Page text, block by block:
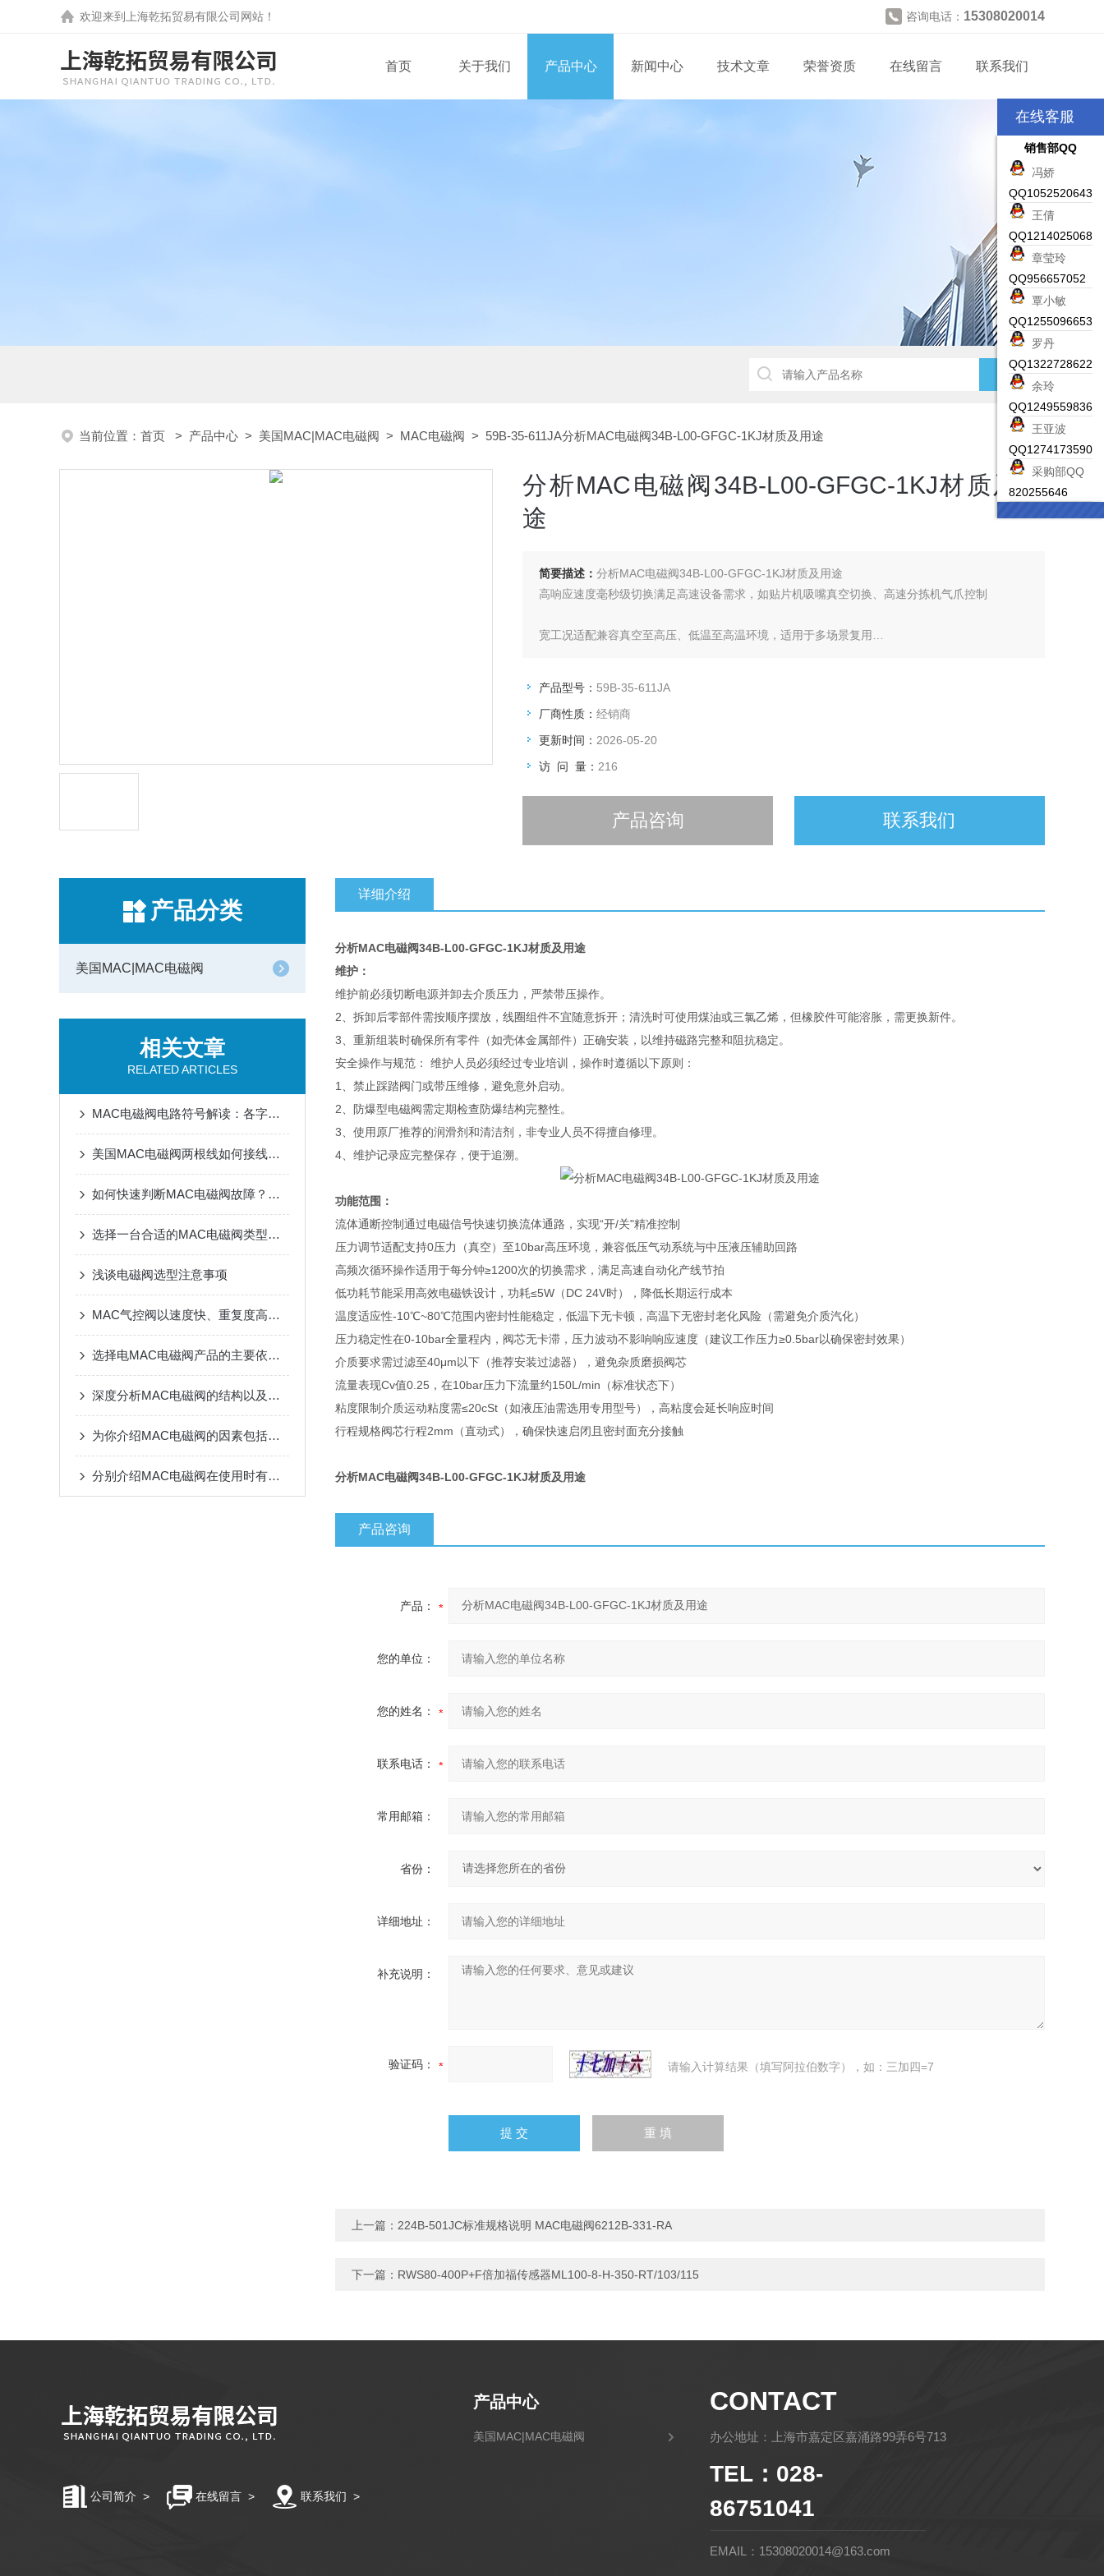
欢迎来到 上海乾拓贸易有限公司 网站！ 咨询电话： 15308020014
首页 关于我们 产品中心 新闻中心 技术文章 荣誉资质 在线留言 联系我们
当前位置： 首页 > 产品中心 > 美国MAC|MAC电磁阀 > MAC电磁阀 > 59B-35-611JA分析MAC电磁阀34B-L00-GFGC-1KJ材质及用途
分析MAC电磁阀34B-L00-GFGC-1KJ材质及用
途
简要描述： 分析MAC电磁阀34B-L00-GFGC-1KJ材质及用途
高响应速度毫秒级切换满足高速设备需求，如贴片机吸嘴真空切换、高速分拣机气爪控制
宽工况适配兼容真空至高压、低温至高温环境，适用于多场景复用
产品型号： 59B-35-611JA
厂商性质： 经销商
更新时间： 2026-05-20
访 问 量： 216
产品咨询 联系我们
产品分类
美国MAC|MAC电磁阀
相关文章
RELATED ARTICLES
MAC电磁阀电路符号解读：各字母代表的意义
美国MAC电磁阀两根线如何接线：正负哪个接信号输出
如何快速判断MAC电磁阀故障？详解常见问题及解决策略
选择一台合适的MAC电磁阀类型和规格时要考虑什么？
浅谈电磁阀选型注意事项
MAC气控阀以速度快、重复度高而广泛应用市场
选择电MAC电磁阀产品的主要依据都有哪些
深度分析MAC电磁阀的结构以及安装方法
为你介绍MAC电磁阀的因素包括哪些？
分别介绍MAC电磁阀在使用时有哪些窍门？
详细介绍
分析MAC电磁阀34B-L00-GFGC-1KJ材质及用途
维护：
维护前必须切断电源并卸去介质压力，严禁带压操作。
2、拆卸后零部件需按顺序摆放，线圈组件不宜随意拆开；清洗时可使用煤油或三氯乙烯，但橡胶件可能溶胀，需更换新件。
3、重新组装时确保所有零件（如壳体金属部件）正确安装，以维持磁路完整和阻抗稳定。‌
‌安全操作与规范：‌ 维护人员必须经过专业培训，操作时遵循以下原则：
1、禁止踩踏阀门或带压维修，避免意外启动。
2、防爆型电磁阀需定期检查防爆结构完整性。
3、使用原厂推荐的润滑剂和清洁剂，非专业人员不得擅自修理。
4、维护记录应完整保存，便于追溯。‌
功能范围：
流体通断控制通过电磁信号快速切换流体通路，实现“开/关"精准控制
压力调节适配支持0压力（真空）至10bar高压环境，兼容低压气动系统与中压液压辅助回路
高频次循环操作适用于每分钟≥1200次的切换需求，满足高速自动化产线节拍
低功耗节能采用高效电磁铁设计，功耗≤5W（DC 24V时），降低长期运行成本
温度适应性-10℃~80℃范围内密封性能稳定，低温下无卡顿，高温下无密封老化风险（需避免介质汽化）
压力稳定性在0-10bar全量程内，阀芯无卡滞，压力波动不影响响应速度（建议工作压力≥0.5bar以确保密封效果）
介质要求需过滤至40μm以下（推荐安装过滤器），避免杂质磨损阀芯
流量表现Cv值0.25，在10bar压力下流量约150L/min（标准状态下）
粘度限制介质运动粘度需≤20cSt（如液压油需选用专用型号），高粘度会延长响应时间
行程规格阀芯行程2mm（直动式），确保快速启闭且密封面充分接触
分析MAC电磁阀34B-L00-GFGC-1KJ材质及用途
产品咨询
产品：
您的单位：
您的姓名：
联系电话：
常用邮箱：
省份：
详细地址：
补充说明：
验证码： 请输入计算结果（填写阿拉伯数字），如：三加四=7
上一篇： 224B-501JC标准规格说明 MAC电磁阀6212B-331-RA
下一篇： RWS80-400P+F倍加福传感器ML100-8-H-350-RT/103/115
公司简介 > 在线留言 > 联系我们 >
产品中心
美国MAC|MAC电磁阀
CONTACT
办公地址：上海市嘉定区嘉涌路99弄6号713
TEL：028-
86751041
EMAIL：15308020014@163.com
在线客服
销售部QQ
冯娇
QQ1052520643
王倩
QQ1214025068
章莹玲
QQ956657052
覃小敏
QQ1255096653
罗丹
QQ1322728622
余玲
QQ1249559836
王亚波
QQ1274173590
采购部QQ
820255646